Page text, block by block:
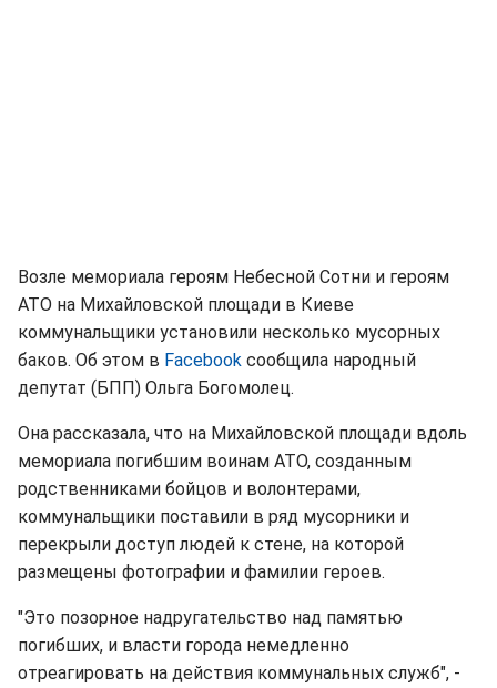
Возле мемориала героям Небесной Сотни и героям
АТО на Михайловской площади в Киеве
коммунальщики установили несколько мусорных
баков. Об этом в Facebook сообщила народный
депутат (БПП) Ольга Богомолец.
Она рассказала, что на Михайловской площади вдоль
мемориала погибшим воинам АТО, созданным
родственниками бойцов и волонтерами,
коммунальщики поставили в ряд мусорники и
перекрыли доступ людей к стене, на которой
размещены фотографии и фамилии героев.
"Это позорное надругательство над памятью
погибших, и власти города немедленно
отреагировать на действия коммунальных служб", -